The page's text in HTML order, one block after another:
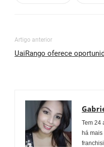
Artigo anterior
UaiRango oferece
Tem 24
há